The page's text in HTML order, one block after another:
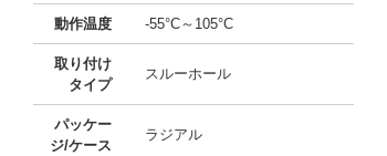
動作温度 -55°C～105°C
取り付け
タイプ
スルーホール
パッケー
ジ/ケース
ラジアル